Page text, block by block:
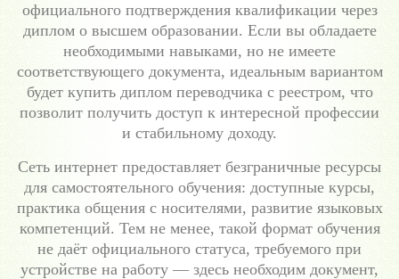
официального подтверждения квалификации через
диплом о высшем образовании. Если вы обладаете
необходимыми навыками, но не имеете
соответствующего документа, идеальным вариантом
будет купить диплом переводчика с реестром, что
позволит получить доступ к интересной профессии
и стабильному доходу.
Сеть интернет предоставляет безграничные ресурсы
для самостоятельного обучения: доступные курсы,
практика общения с носителями, развитие языковых
компетенций. Тем не менее, такой формат обучения
не даёт официального статуса, требуемого при
устройстве на работу — здесь необходим документ,